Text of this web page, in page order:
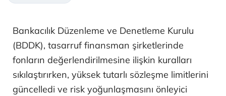
Bankacılık Düzenleme ve Denetleme Kurulu
(BDDK), tasarruf finansman şirketlerinde
fonların değerlendirilmesine ilişkin kuralları
sıkılaştırırken, yüksek tutarlı sözleşme limitlerini
güncelledi ve risk yoğunlaşmasını önleyici